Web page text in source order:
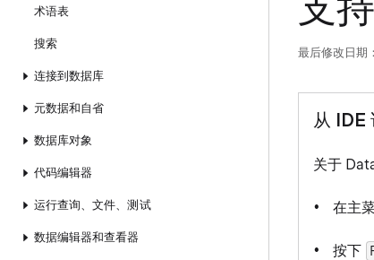
术语表
搜索
连接到数据库
元数据和自省
数据库对象
代码编辑器
运行查询、文件、测试
数据编辑器和查看器
最后修改日期：
从 IDE
关于
在主
按下